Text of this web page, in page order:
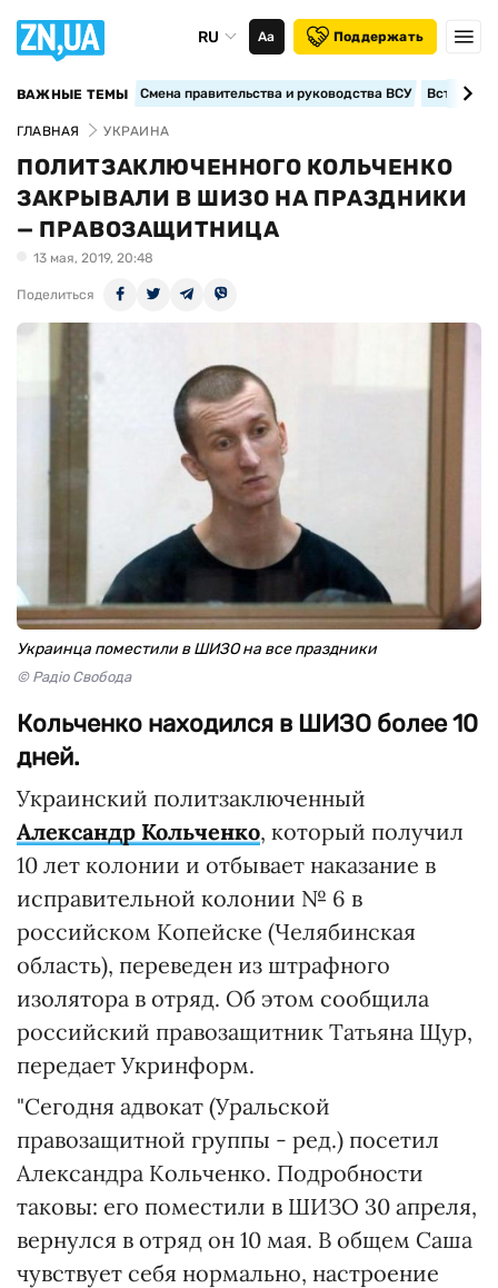
RU Аа Поддержать
ВАЖНЫЕ ТЕМЫ Смена правительства и руководства ВСУ
ГЛАВНАЯ УКРАИНА
ПОЛИТЗАКЛЮЧЕННОГО КОЛЬЧЕНКО
ЗАКРЫВАЛИ В ШИЗО НА ПРАЗДНИКИ
— ПРАВОЗАЩИТНИЦА
13 мая, 2019, 20:48
Поделиться
Украинца поместили в ШИЗО на все праздники
© Радіо Свобода
Кольченко находился в ШИЗО более 10
дней.
Украинский политзаключенный
Александр Кольченко, который получил
10 лет колонии и отбывает наказание в
исправительной колонии № 6 в
российском Копейске (Челябинская
область), переведен из штрафного
изолятора в отряд. Об этом сообщила
российский правозащитник Татьяна Щур,
передает Укринформ.
"Сегодня адвокат (Уральской
правозащитной группы - ред.) посетил
Александра Кольченко. Подробности
таковы: его поместили в ШИЗО 30 апреля,
вернулся в отряд он 10 мая. В общем Саша
чувствует себя нормально, настроение